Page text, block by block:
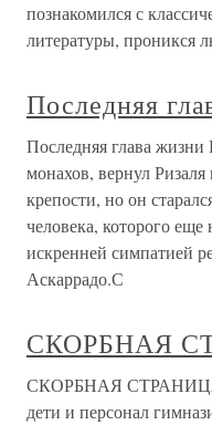
познакомился с
литературы, проникся
Последняя
Последняя глава
монахов, вернул
крепости, но он
человека, которого еще
искренней симпатией
Аскаррадо.С
СКОРБНАЯ
СКОРБНАЯ СТРАНИЦА
дети и персонал